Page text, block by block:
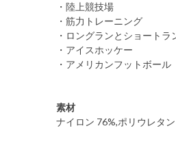
・陸上競技場
・筋力トレーニング
・ロングランとショートラ
・アイスホッケー
・アメリカンフットボ
素材
ナイロン 76%,ポリウレタ